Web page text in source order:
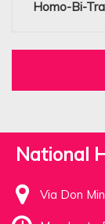
Homo-Bi-
National
Via Don